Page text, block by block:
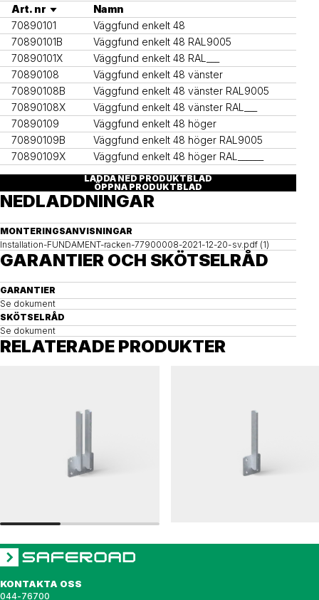
Art. nr
Namn
70890101
Väggfund enkelt 48
70890101B
Väggfund enkelt 48 RAL9005
70890101X
Väggfund enkelt 48 RAL___
70890108
Väggfund enkelt 48 vänster
70890108B
Väggfund enkelt 48 vänster RAL9005
70890108X
Väggfund enkelt 48 vänster RAL___
70890109
Väggfund enkelt 48 höger
70890109B
Väggfund enkelt 48 höger RAL9005
70890109X
Väggfund enkelt 48 höger RAL______
LADDA NED PRODUKTBLAD
ÖPPNA PRODUKTBLAD
NEDLADDNINGAR
MONTERINGSANVISNINGAR
Installation-FUNDAMENT-racken-77900008-2021-12-20-sv.pdf (1)
GARANTIER OCH SKÖTSELRÅD
GARANTIER
Se dokument
SKÖTSELRÅD
Se dokument
RELATERADE PRODUKTER
KONTAKTA OSS
044-76700